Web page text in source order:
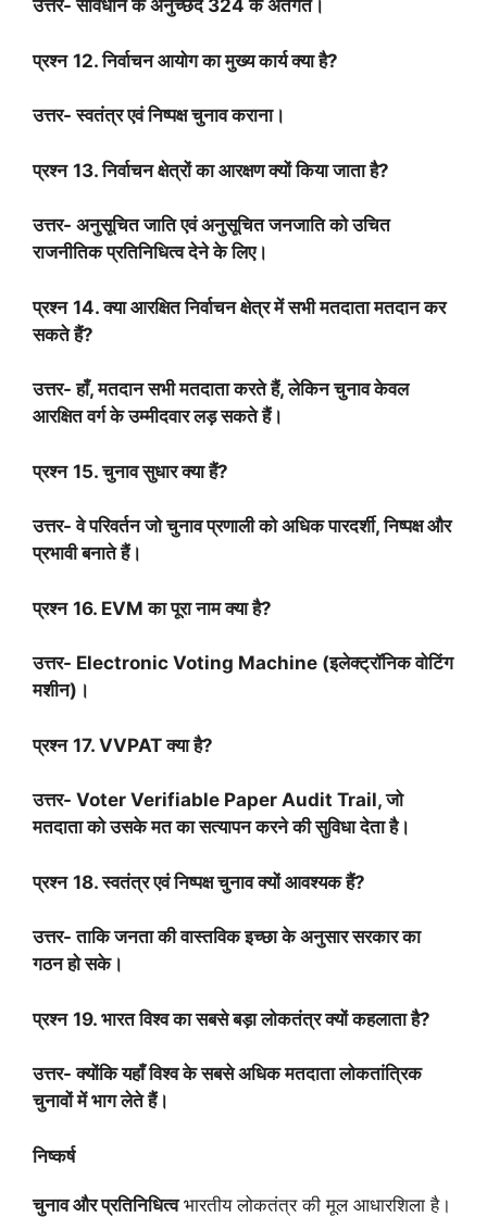
उत्तर- संविधान के अनुच्छेद 324के अंतर्गत।
प्रश्न 12.निर्वाचन आयोग का मुख्य कार्य क्या है?
उत्तर- स्वतंत्र एवं निष्पक्ष चुनाव कराना।
प्रश्न 13.निर्वाचन क्षेत्रों का आरक्षण क्यों किया जाता है?
उत्तर- अनुसूचित जाति एवं अनुसूचित जनजाति को उचित
राजनीतिक प्रतिनिधित्व देने के लिए।
प्रश्न 14.क्या आरक्षित निर्वाचन क्षेत्र में सभी मतदाता मतदान कर
सकते हैं?
उत्तर- हाँ,मतदान सभी मतदाता करते हैं,लेकिन चुनाव केवल
आरक्षित वर्ग के उम्मीदवार लड़ सकते हैं।
प्रश्न 15.चुनाव सुधार क्या हैं?
उत्तर- वे परिवर्तन जो चुनाव प्रणाली को अधिक पारदर्शी,निष्पक्ष और
प्रभावी बनाते हैं।
प्रश्न 16. EVMका पूरा नाम क्या है?
उत्तर- Electronic Voting Machine (इलेक्ट्रॉनिक वोटिंग
मशीन)।
प्रश्न 17. VVPATक्या है?
उत्तर- Voter Verifiable Paper Audit Trail,जो
मतदाता को उसके मत का सत्यापन करने की सुविधा देता है।
प्रश्न 18.स्वतंत्र एवं निष्पक्ष चुनाव क्यों आवश्यक हैं?
उत्तर- ताकि जनता की वास्तविक इच्छा के अनुसार सरकार का
गठन हो सके।
प्रश्न 19. भारत विश्व का सबसे बड़ा लोकतंत्र क्यों कहलाता है?
उत्तर- क्योंकि यहाँ विश्व के सबसे अधिक मतदाता लोकतांत्रिक
चुनावों में भाग लेते हैं।
निष्कर्ष
चुनाव और प्रतिनिधित्वभारतीय लोकतंत्र की मूल आधारशिला है।